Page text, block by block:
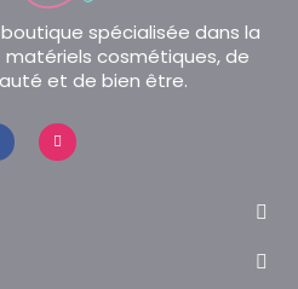
spécialisée dans la
cosmétiques, de
et de bien être.